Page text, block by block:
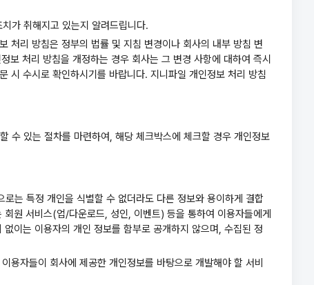
가 취해지고 있는지 알려드립니다.
처리 방침은 정부의 법률 및 지침 변경이나 회사의 내부 방침 변
보 처리 방침을 개정하는 경우 회사는 그 변경 사항에 대하여 즉시
시 수시로 확인하시기를 바랍니다. 지니파일 개인정보 처리 방침
수 있는 절차를 마련하여, 해당 체크박스에 체크할 경우 개인정보
는 특정 개인을 식별할 수 없더라도 다른 정보와 용이하게 결합
원 서비스(업/다운로드, 성인, 이벤트) 등을 통하여 이용자들에게
이는 이용자의 개인 정보를 함부로 공개하지 않으며, 수집된 정
용자들이 회사에 제공한 개인정보를 바탕으로 개발해야 할 서비